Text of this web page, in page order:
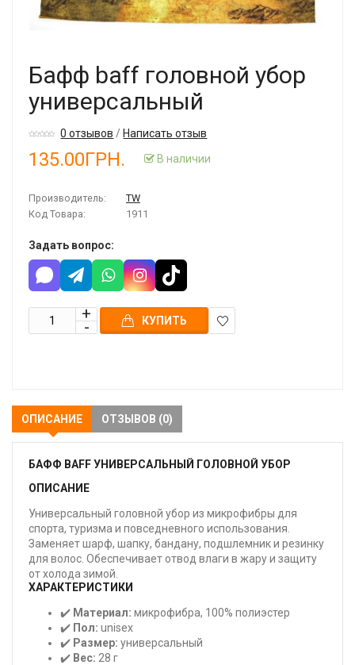
Бафф baff головной убор
универсальный
0 отзывов /Написать отзыв
135.00ГРН. В наличии
Производитель:
TW
Код Товара:
1911
Задать вопрос:
КУПИТЬ
ОПИСАНИЕ ОТЗЫВОВ (0)
БАФФ BAFF УНИВЕРСАЛЬНЫЙ ГОЛОВНОЙ УБОР
ОПИСАНИЕ
Универсальный головной убор из микрофибры для
спорта, туризма и повседневного использования.
Заменяет шарф, шапку, бандану, подшлемник и резинку
для волос. Обеспечивает отвод влаги в жару и защиту
от холода зимой.
ХАРАКТЕРИСТИКИ
✔️ Материал: микрофибра, 100% полиэстер
✔️ Пол: unisex
✔️ Размер: универсальный
✔️ Вес: 28 г